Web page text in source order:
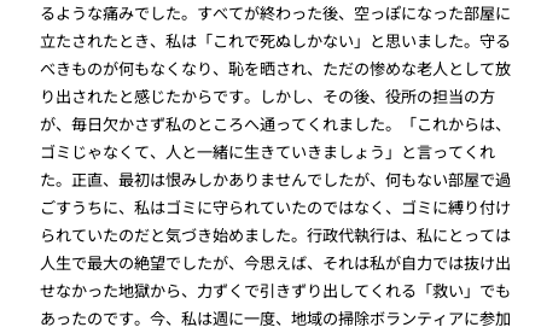
るような痛みでした。すべてが終わった後、空っぽになった部屋に
立たされたとき、私は「これで死ぬしかない」と思いました。守る
べきものが何もなくなり、恥を晒され、ただの惨めな老人として放
り出されたと感じたからです。しかし、その後、役所の担当の方
が、毎日欠かさず私のところへ通ってくれました。「これからは、
ゴミじゃなくて、人と一緒に生きていきましょう」と言ってくれ
た。正直、最初は恨みしかありませんでしたが、何もない部屋で過
ごすうちに、私はゴミに守られていたのではなく、ゴミに縛り付け
られていたのだと気づき始めました。行政代執行は、私にとっては
人生で最大の絶望でしたが、今思えば、それは私が自力では抜け出
せなかった地獄から、力ずくで引きずり出してくれる「救い」でも
あったのです。今、私は週に一度、地域の掃除ボランティアに参加